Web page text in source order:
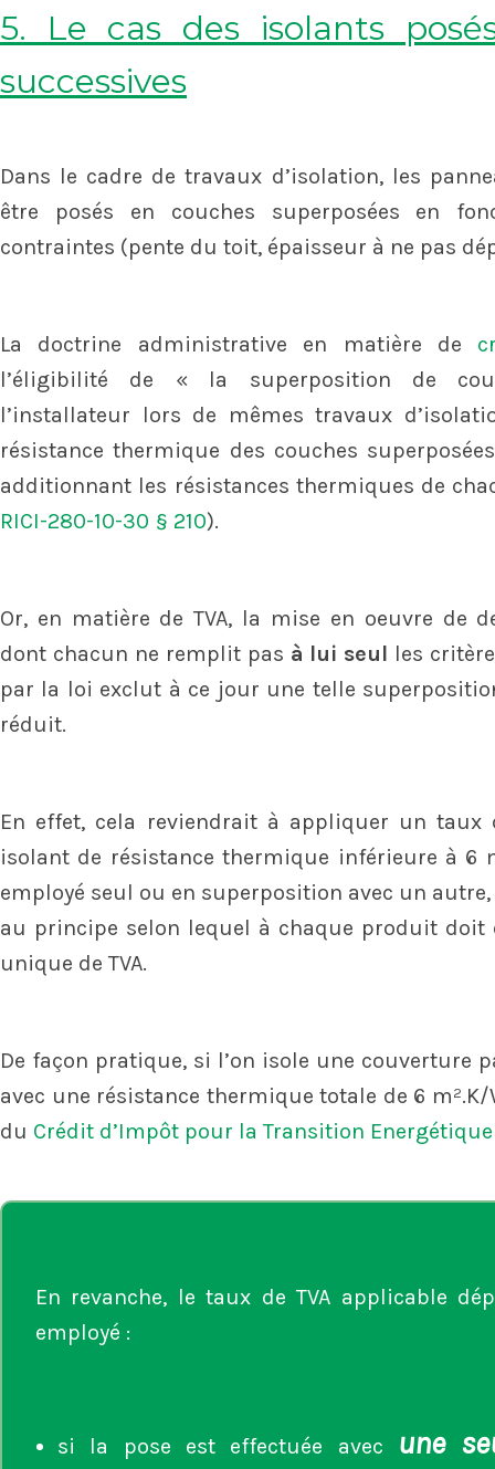
5. Le cas des isolants
successives
Dans le cadre de travaux d’isolation, les
être posés en couches superposées en
contraintes (pente du toit, épaisseur à ne pas
La doctrine administrative en matière de
l’éligibilité de « la superposition de
l’installateur lors de mêmes travaux
résistance thermique des couches
additionnant les résistances thermiques de
RICI-280-10-30 § 210).
Or, en matière de TVA, la mise en oeuvre de
dont chacun ne remplit pas à lui seul les
par la loi exclut à ce jour une telle
réduit.
En effet, cela reviendrait à appliquer un taux
isolant de résistance thermique inférieure à 6
employé seul ou en superposition avec un
au principe selon lequel à chaque produit
unique de TVA.
De façon pratique, si l’on isole une couverture
avec une résistance thermique totale de 6
du Crédit d’Impôt pour la Transition Energétique
En revanche, le taux de TVA applicable
employé :
si la pose est effectuée avec une